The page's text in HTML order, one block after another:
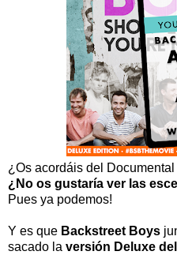
¿Os acordáis del
¿No os gustaría ver las
Pues ya podemos!
Y es que Backstreet Boys
sacado la versión Deluxe